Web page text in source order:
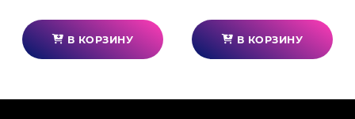
В КОРЗИНУ В КОРЗИНУ